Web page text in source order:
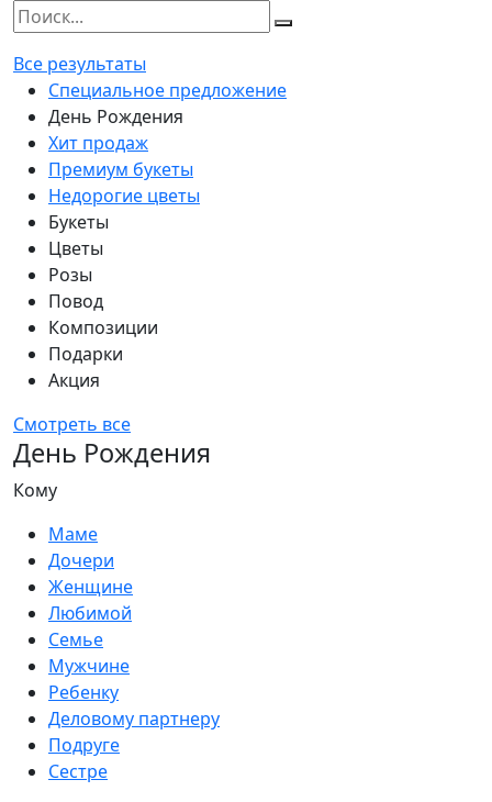
Все результаты
Специальное предложение
День Рождения
Хит продаж
Премиум букеты
Недорогие цветы
Букеты
Цветы
Розы
Повод
Композиции
Подарки
Акция
Смотреть все
День Рождения
Кому
Маме
Дочери
Женщине
Любимой
Семье
Мужчине
Ребенку
Деловому партнеру
Подруге
Сестре